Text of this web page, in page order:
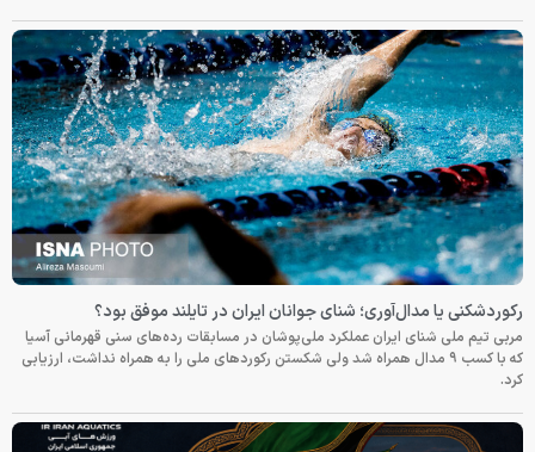
رکوردشکنی یا مدال‌آوری؛ شنای جوانان ایران در تایلند موفق بود؟
مربی تیم ملی شنای ایران عملکرد ملی‌پوشان در مسابقات رده‌های سنی قهرمانی آسیا
که با کسب ۹ مدال همراه شد ولی شکستن رکوردهای ملی را به همراه نداشت، ارزیابی
کرد.